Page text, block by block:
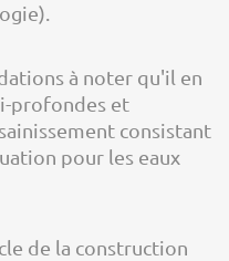
à noter qu'il en
profondes et
consistant
pour les eaux
de la construction